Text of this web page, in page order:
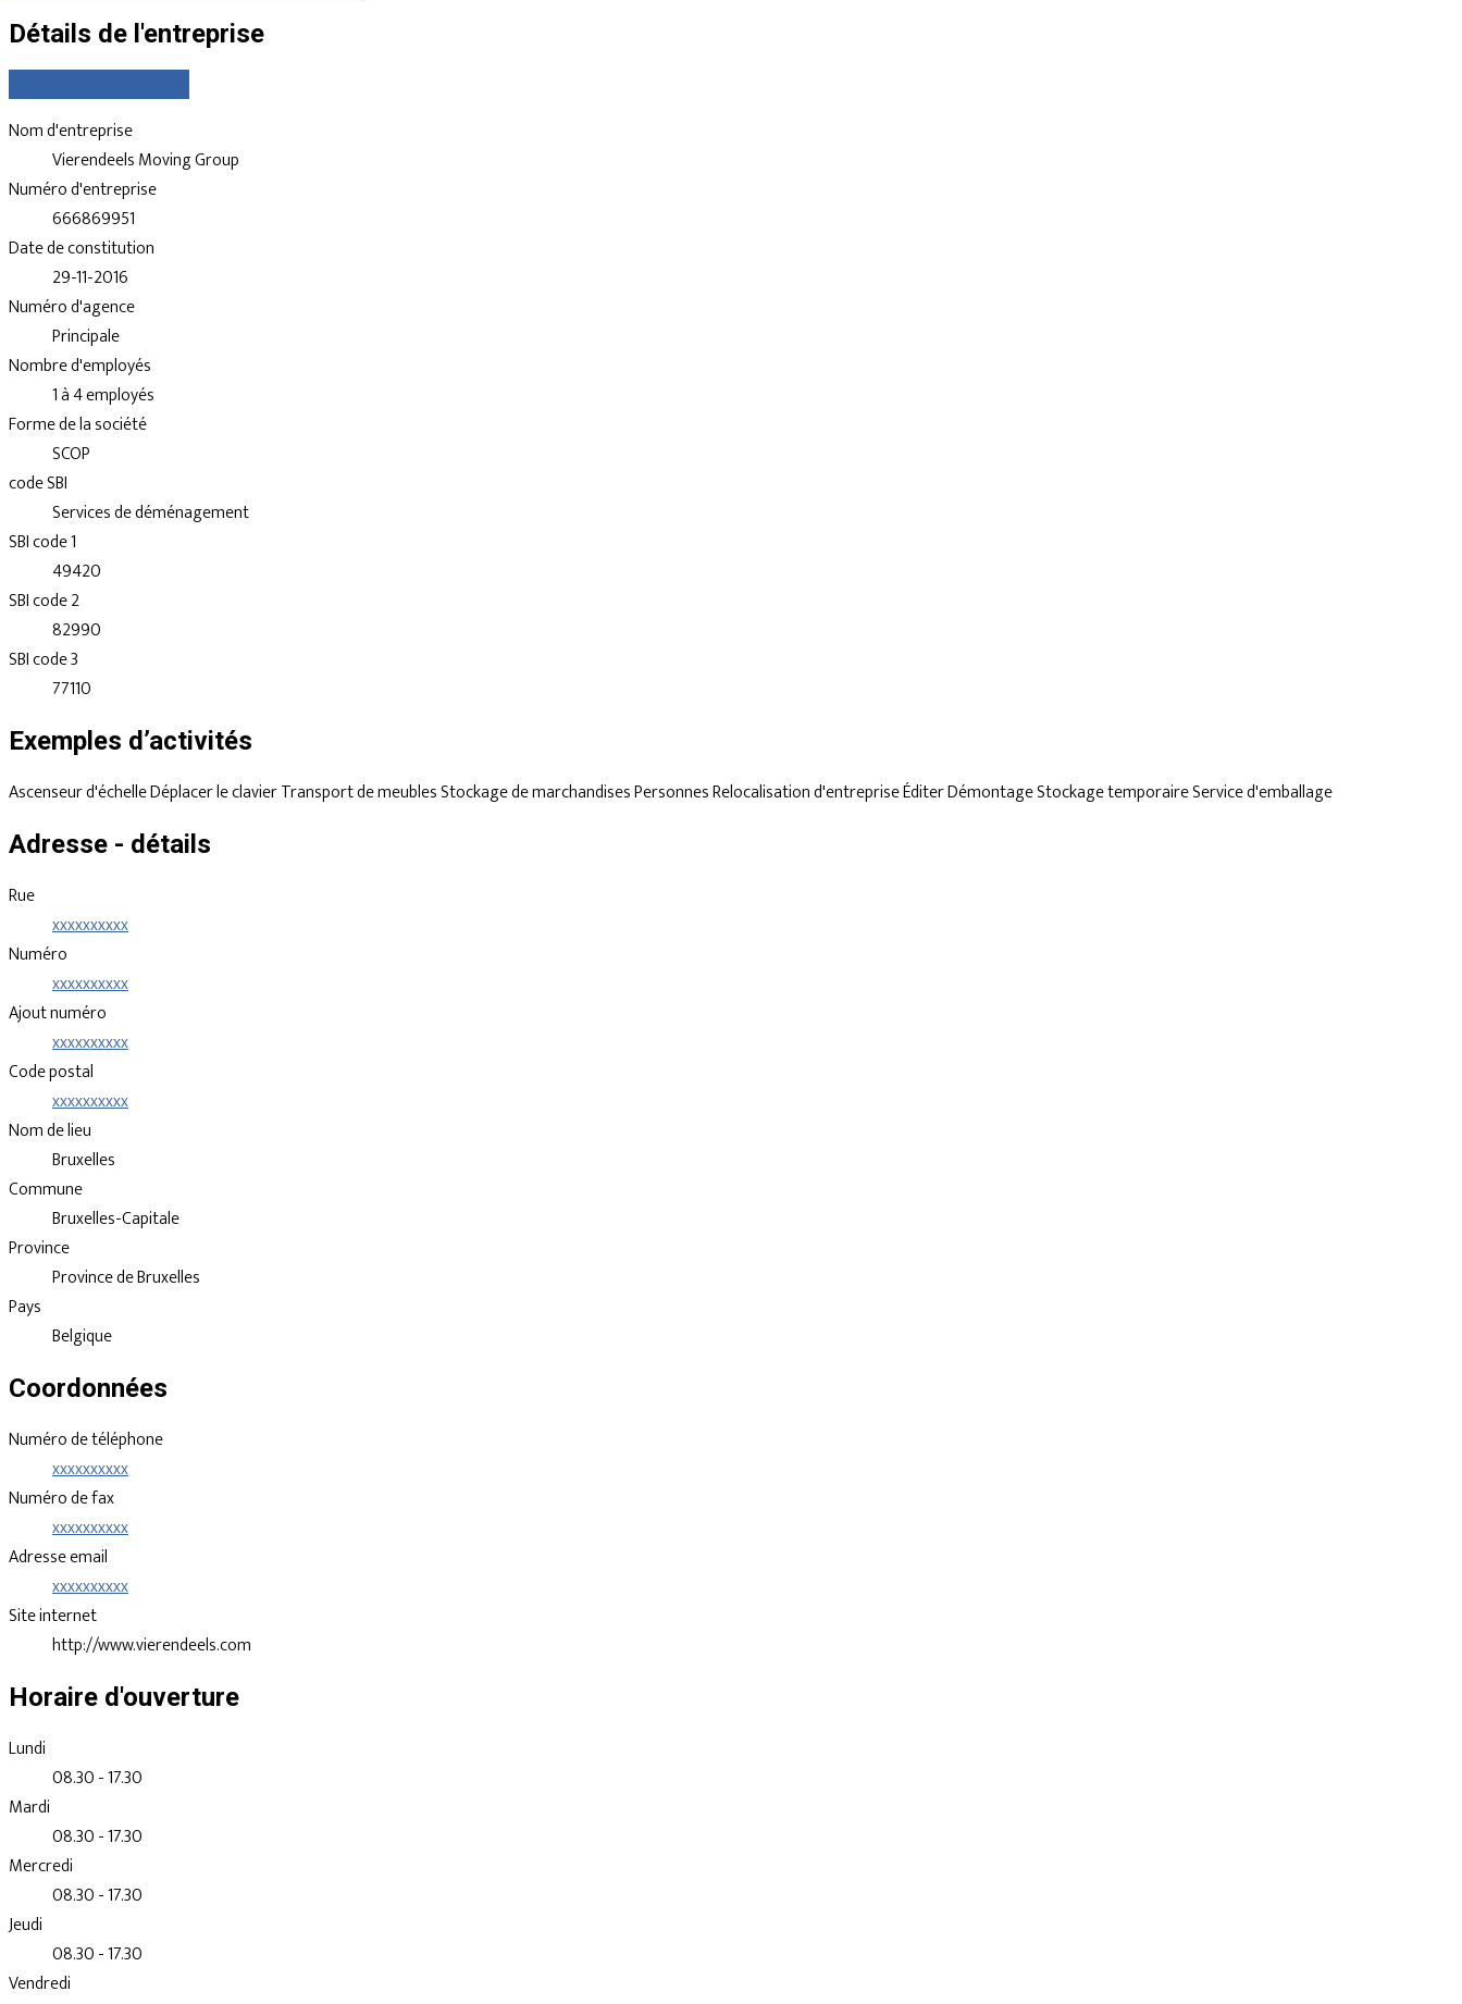
Détails de l'entreprise
Nom d'entreprise
Vierendeels Moving Group
Numéro d'entreprise
666869951
Date de constitution
29-11-2016
Numéro d'agence
Principale
Nombre d'employés
1 à 4 employés
Forme de la société
SCOP
code SBI
Services de déménagement
SBI code 1
49420
SBI code 2
82990
SBI code 3
77110
Exemples d’activités
Ascenseur d'échelleDéplacer le clavierTransport de meublesStockage de marchandisesPersonnesRelocalisation d'entrepriseÉditerDémontageStockage temporaireService d'emballage
Adresse - détails
Rue
xxxxxxxxxx
Numéro
xxxxxxxxxx
Ajout numéro
xxxxxxxxxx
Code postal
xxxxxxxxxx
Nom de lieu
Bruxelles
Commune
Bruxelles-Capitale
Province
Province de Bruxelles
Pays
Belgique
Coordonnées
Numéro de téléphone
xxxxxxxxxx
Numéro de fax
xxxxxxxxxx
Adresse email
xxxxxxxxxx
Site internet
http://www.vierendeels.com
Horaire d'ouverture
Lundi
08.30 - 17.30
Mardi
08.30 - 17.30
Mercredi
08.30 - 17.30
Jeudi
08.30 - 17.30
Vendredi